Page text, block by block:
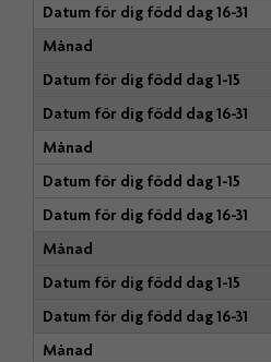
Datum för dig född dag 16-31
Månad
Datum för dig född dag 1-15
Datum för dig född dag 16-31
Månad
Datum för dig född dag 1-15
Datum för dig född dag 16-31
Månad
Datum för dig född dag 1-15
Datum för dig född dag 16-31
Månad